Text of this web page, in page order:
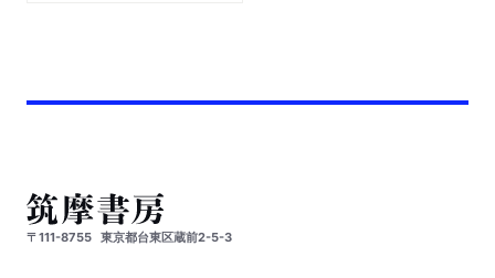
〒111-8755 東京都台東区蔵前2-5-3